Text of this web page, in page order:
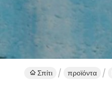
Σπίτι προϊόντα